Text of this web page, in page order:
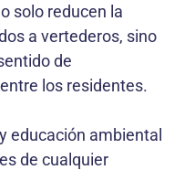
solo reducen la
a vertederos, sino
de
los residentes.
educación ambiental
de cualquier